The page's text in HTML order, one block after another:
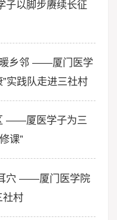
子以脚步赓续长征
乡邻 ——厦门医学
”实践队走进三社村
——厦医学子为三
课”
穴 ——厦门医学院
社村